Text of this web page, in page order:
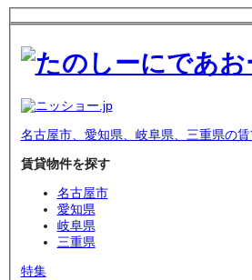
名古屋市、愛知県、岐阜県、三重県の
賃貸物件を探す
名古屋市
愛知県
岐阜県
三重県
特集